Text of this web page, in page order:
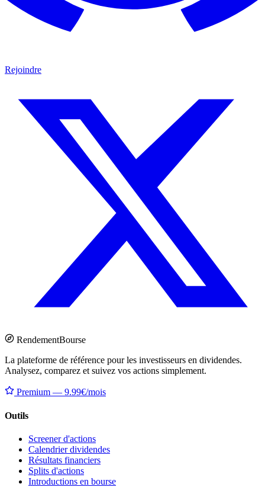
Rejoindre
RendementBourse
La plateforme de référence pour les investisseurs en dividendes.
Analysez, comparez et suivez vos actions simplement.
Premium — 9.99€/mois
Outils
Screener d'actions
Calendrier dividendes
Résultats financiers
Splits d'actions
Introductions en bourse